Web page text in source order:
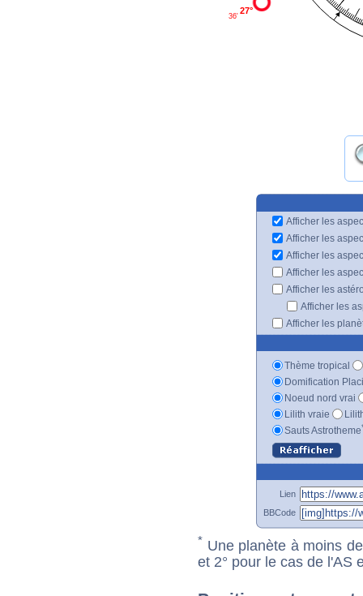
27°
36'
Afficher les
Afficher les
Afficher les
Afficher les
Afficher les
Afficher les
Afficher les
Thème tropical
Domification
Noeud nord vrai
Lilith vraie
Sauts Astrotheme
Lien
BBCode
* Une planète à moins
et 2° pour le cas de l'AS